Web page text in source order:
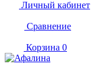
Личный кабинет
Сравнение
Корзина 0